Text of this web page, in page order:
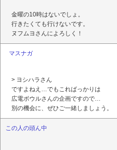
金曜の10時はないでしょ。
行きたくても行けないです。
ヌフムヨさんによろしく！
マスナガ
> ヨシハラさん
ですよねえ…でもこればっかりは
広電ボウルさんの企画ですので…
別の機会に、ぜひご一緒しましょう。
この人の頭ん中